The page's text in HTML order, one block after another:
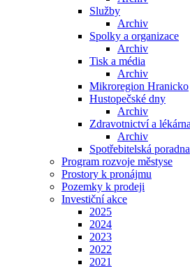
Služby
Archiv
Spolky a organizace
Archiv
Tisk a média
Archiv
Mikroregion Hranicko
Hustopečské dny
Archiv
Zdravotnictví a lékárna
Archiv
Spotřebitelská poradna
Program rozvoje městyse
Prostory k pronájmu
Pozemky k prodeji
Investiční akce
2025
2024
2023
2022
2021